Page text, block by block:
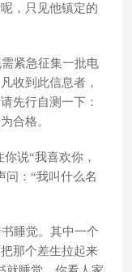
，只见他镇定的
紧急征集一批电
收到此信息者，
先行自测一下：
合格。
说“我喜欢你，
问：“我叫什么名
睡觉。其中一个
那个差生拉起来